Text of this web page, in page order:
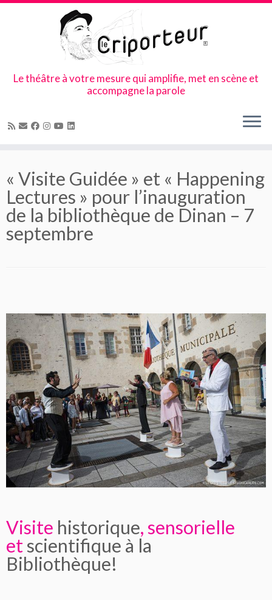
content
Le théâtre à votre mesure qui amplifie, met en scène et
accompagne la parole
« Visite Guidée » et « Happening
Lectures » pour l’inauguration
de la bibliothèque de Dinan – 7
septembre
Visite historique, sensorielle
etscientifique à la
Bibliothèque!